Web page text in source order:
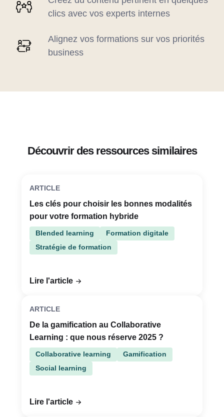
clics avec vos experts internes
Alignez vos formations sur vos priorités
business
Découvrir des ressources similaires
ARTICLE
Les clés pour choisir les bonnes modalités
pour votre formation hybride
Blended learning
Formation digitale
Stratégie de formation
Lire l'article
ARTICLE
De la gamification au Collaborative
Learning : que nous réserve 2025 ?
Collaborative learning
Gamification
Social learning
Lire l'article